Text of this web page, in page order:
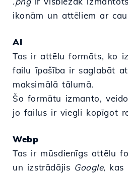
ikonām un attēliem ar
AI
Tas ir attēlu formāts, ko
failu īpašība ir saglabāt
maksimālā tālumā.
Šo formātu izmanto,
jo failus ir viegli kopīgot
Webp
Tas ir mūsdienīgs attēlu
un izstrādājis Google, kas